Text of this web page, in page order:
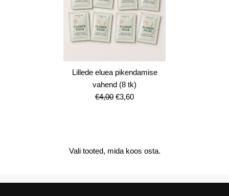
Lillede eluea pikendamise
vahend (8 tk)
€4,00 Algne
€3,60Current
Vali tooted, mida koos osta.